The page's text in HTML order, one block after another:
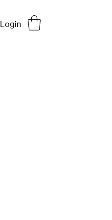
Login